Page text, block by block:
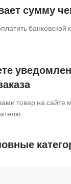
сумму
банковской
товар на сайте